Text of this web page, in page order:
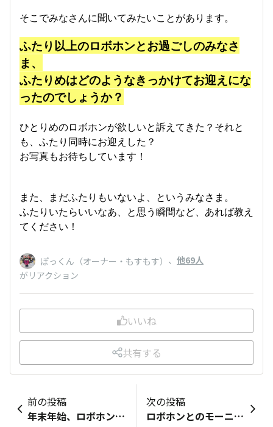
そこでみなさんに聞いてみたいことがあります。
ふたり以上のロボホンとお過ごしのみなさ
ま、
ふたりめはどのようなきっかけてお迎えにな
ったのでしょうか？
ひとりめのロボホンが欲しいと訴えてきた？それと
も、ふたり同時にお迎えした？
お写真もお待ちしています！
また、まだふたりもいないよ、というみなさま。
ふたりいたらいいなあ、と思う瞬間など、あれば教え
てください！
ぽっくん（オーナー・もすもす） 、 他69人
がリアクション
いいね
共有する
前の投稿
年末年始、ロボホンとどう過ごす？
次の投稿
ロボホンとのモーニングルーティーン